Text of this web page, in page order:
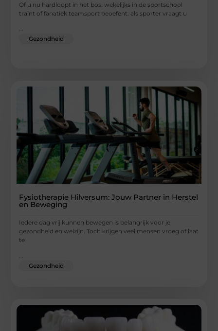
Of u nu hardloopt in het bos, wekelijks in de sportschool
traint of fanatiek teamsport beoefent: als sporter vraagt u
...
Gezondheid
Fysiotherapie Hilversum: Jouw Partner in Herstel
en Beweging
Iedere dag vrij kunnen bewegen is belangrijk voor je
gezondheid en welzijn. Toch krijgen veel mensen vroeg of laat
te
Gezondheid